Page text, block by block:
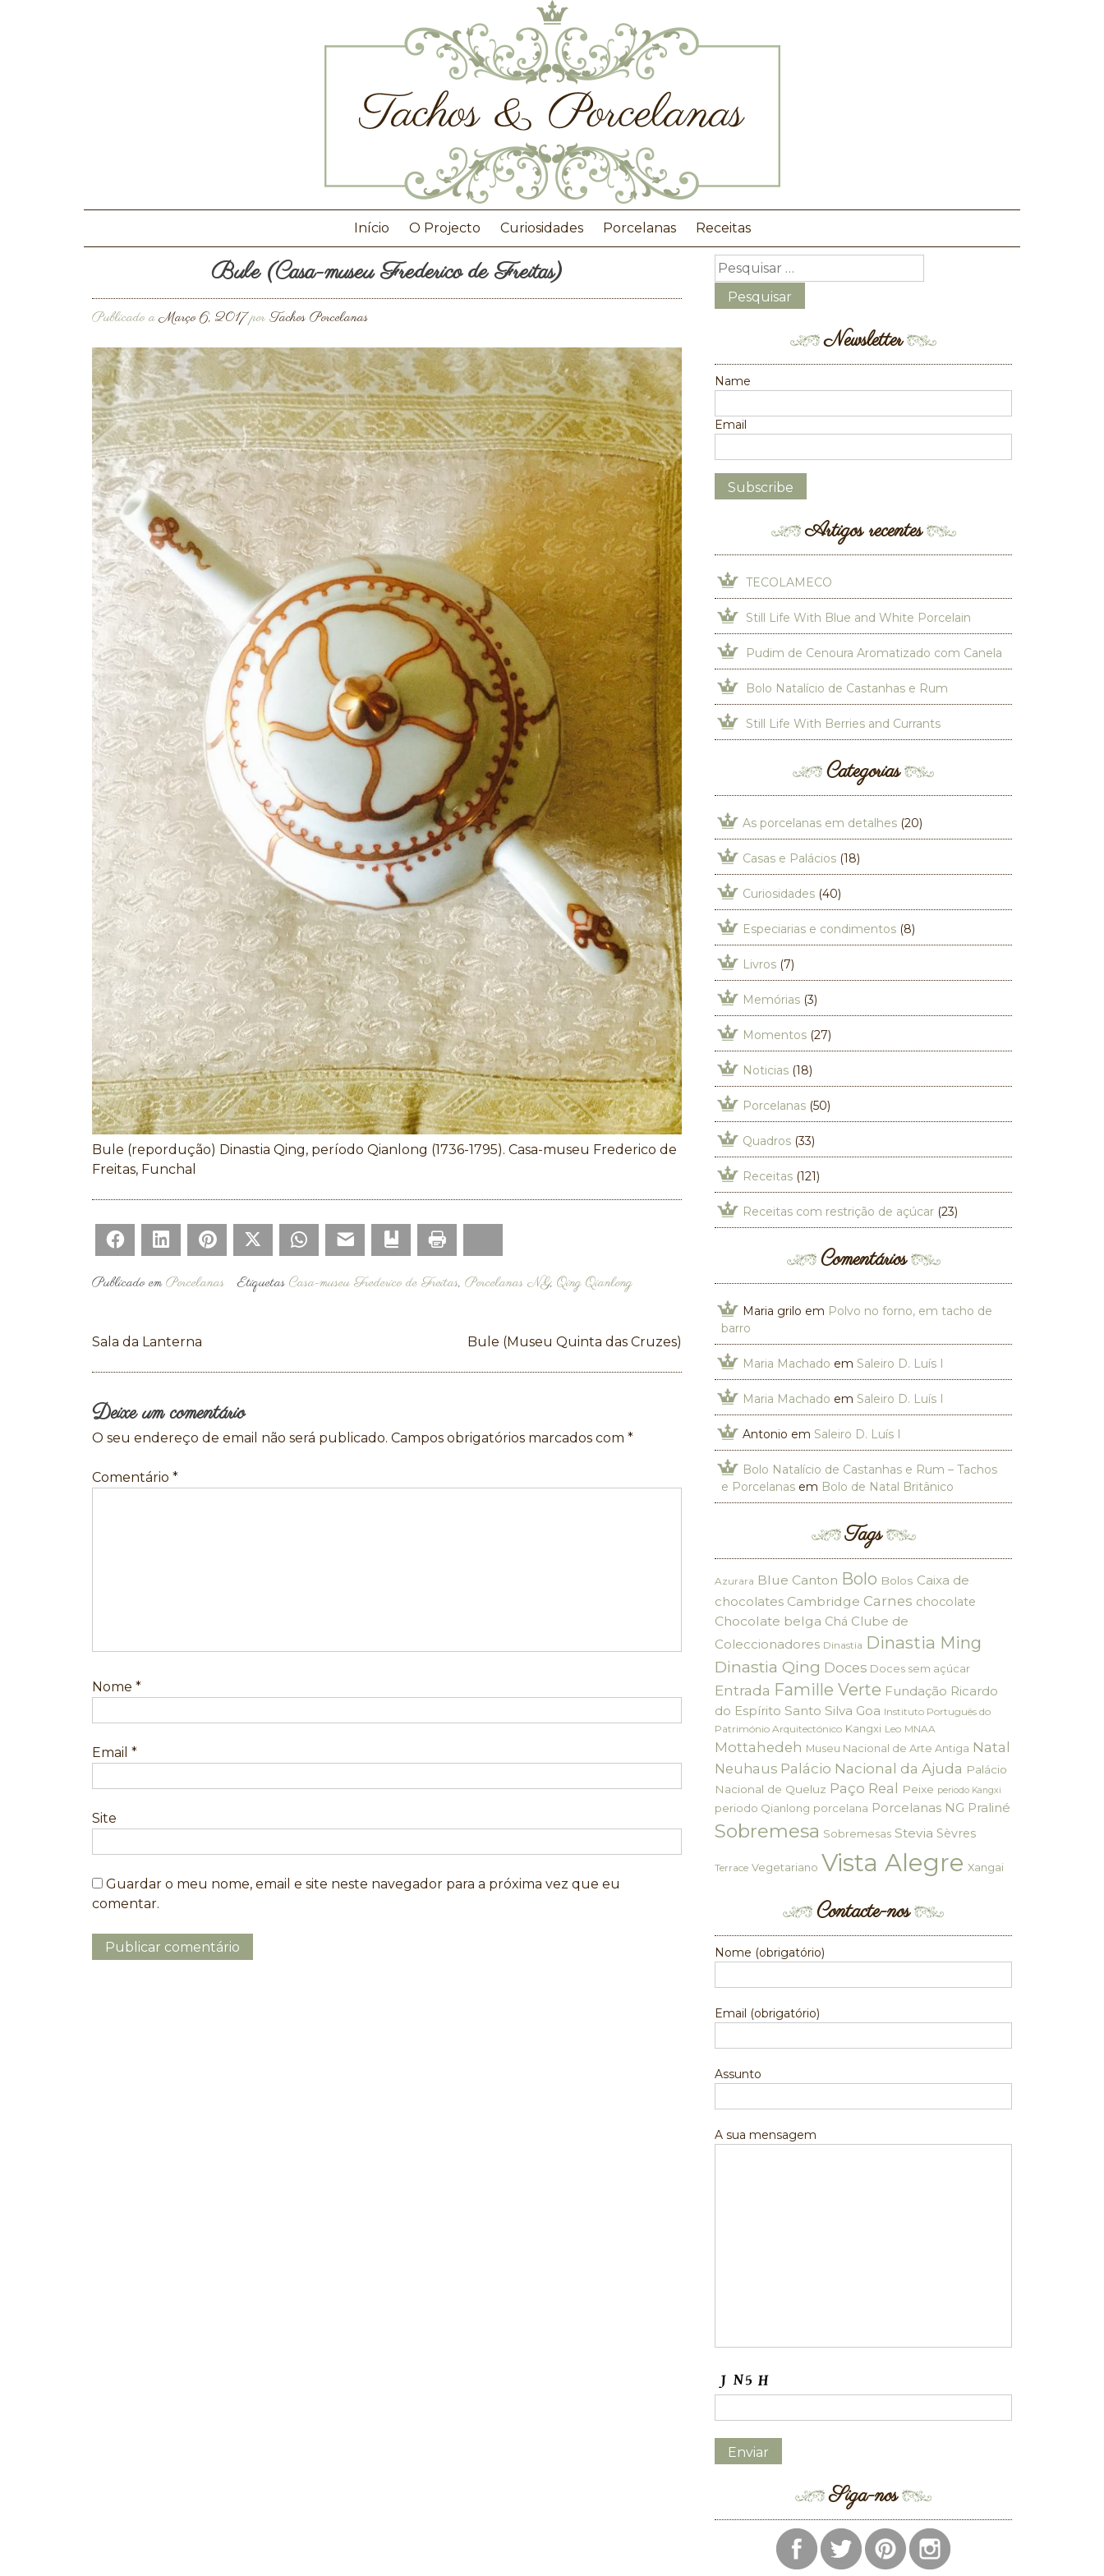
Início O Projecto Curiosidades Porcelanas Receitas
Bule (Casa-museu Frederico de Freitas)
Publicado aMarço 6, 2017por Tachos Porcelanas
Bule (repordução) Dinastia Qing, período Qianlong (1736-1795). Casa-museu Frederico de
Freitas, Funchal
Facebook LinkedIn Pinterest Twitter WhatsApp Bookmark
Publicado emPorcelanas Etiquetas Casa-museu Frederico de Freitas, Porcelanas NG, Qing Qianlong
Navegação
artigos
Sala da Lanterna Bule (Museu Quinta das Cruzes)
Deixe um comentário
O seu endereço de email não será publicado. Campos obrigatórios marcados com *
Comentário *
Nome *
Email *
Site
Guardar o meu nome, email e site neste navegador para a próxima vez que eu
comentar.
Newsletter
Name
Email
Artigos recentes
TECOLAMECO
Still Life With Blue and White Porcelain
Pudim de Cenoura Aromatizado com Canela
Bolo Natalício de Castanhas e Rum
Still Life With Berries and Currants
Categorias
As porcelanas em detalhes (20)
Casas e Palácios (18)
Curiosidades (40)
Especiarias e condimentos (8)
Livros (7)
Memórias (3)
Momentos (27)
Noticias (18)
Porcelanas (50)
Quadros (33)
Receitas (121)
Receitas com restrição de açúcar (23)
Comentários
Maria grilo em Polvo no forno, em tacho de
barro
Maria Machado em Saleiro D. Luís I
Maria Machado em Saleiro D. Luís I
Antonio em Saleiro D. Luís I
Bolo Natalício de Castanhas e Rum – Tachos
e Porcelanas em Bolo de Natal Britânico
Tags
Azurara Blue Canton Bolo Bolos Caixa de
chocolates Cambridge Carnes chocolate
Chocolate belga Chá Clube de
Coleccionadores Dinastia Dinastia Ming
Dinastia Qing Doces Doces sem açúcar
Entrada Famille Verte Fundação Ricardo
do Espírito Santo Silva Goa Instituto Português do
Património Arquitectónico Kangxi Leo MNAA
Mottahedeh Museu Nacional de Arte Antiga Natal
Neuhaus Palácio Nacional da Ajuda Palácio
Nacional de Queluz Paço Real Peixe periodo Kangxi
periodo Qianlong porcelana Porcelanas NG Praliné
Sobremesa Sobremesas Stevia Sèvres
Terrace Vegetariano Vista Alegre Xangai
Contacte-nos
Nome (obrigatório)
Email (obrigatório)
Assunto
A sua mensagem
Siga-nos